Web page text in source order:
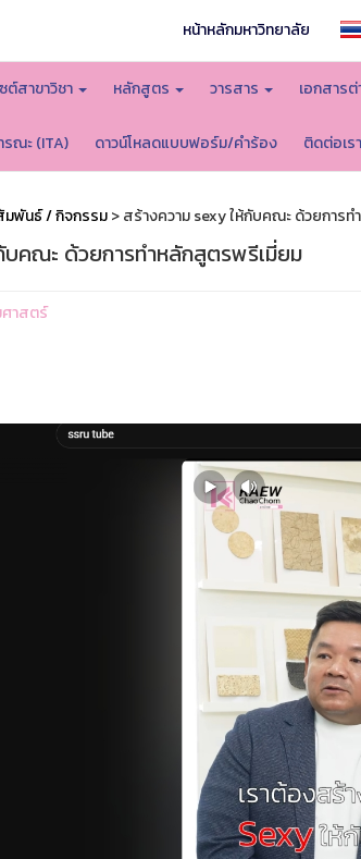
หน้าหลักมหาวิทยาลัย
ต์สาขาวิชา หลักสูตร วารสาร เอกสาร
รณะ (ITA) ดาวน์โหลดแบบฟอร์ม/คำร้อง ติดต่อเรา
มพันธ์ / กิจกรรม> สร้างความ sexy ให้กับคณะ ด้วยการ
บคณะ ด้วยการทำหลักสูตรพรีเมี่ยม
าสตร์